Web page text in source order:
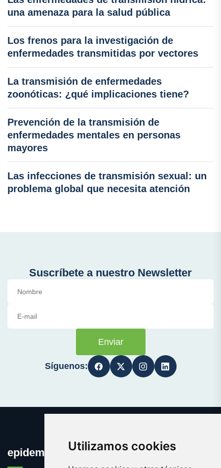
Utilizamos cookies
una amenaza para la salud pública
Los frenos para la investigación de
enfermedades transmitidas por vectores
La transmisión de enfermedades
zoonóticas: ¿qué implicaciones tiene?
Prevención de la transmisión de
enfermedades mentales en personas
mayores
Las infecciones de transmisión sexual: un
problema global que necesita atención
Suscríbete a nuestro Newsletter
Enviar
Síguenos:
epidemia.org